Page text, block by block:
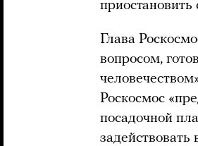
приостановить
Глава
вопросом,
Роскосмос
посадочной
задействовать